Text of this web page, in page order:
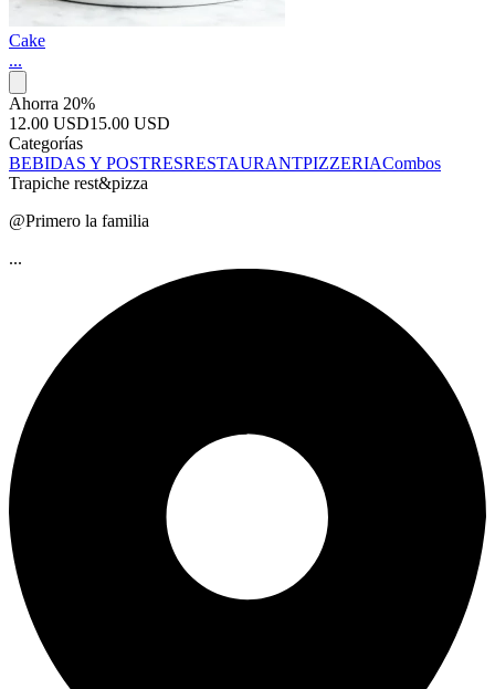
Cake
...
Ahorra 20%
12.00 USD15.00 USD
Categorías
BEBIDAS Y POSTRESRESTAURANTPIZZERIACombos
Trapiche rest&pizza
@Primero la familia
...